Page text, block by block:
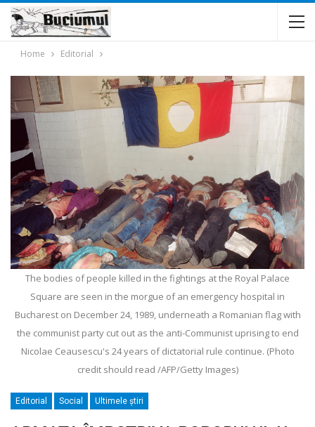
Home Editorial
The bodies of people killed in the fightings at the Royal Palace
Square are seen in the morgue of an emergency hospital in
Bucharest on December 24, 1989, underneath a Romanian flag with
the communist party cut out as the anti-Communist uprising to end
Nicolae Ceausescu's 24 years of dictatorial rule continue. (Photo
credit should read /AFP/Getty Images)
Editorial Social Ultimele ştiri